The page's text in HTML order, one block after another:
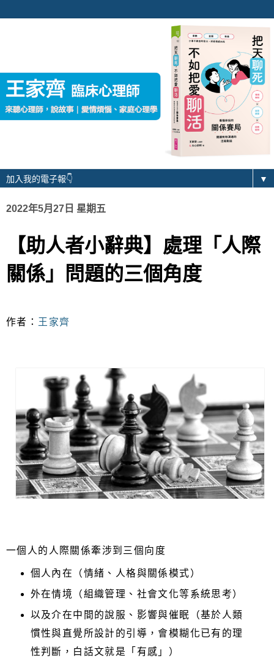
▼
2022年5月27日 星期五
【助人者小辭典】處理「人際
關係」問題的三個角度
作者： 王家齊
一個人的人際關係牽涉到三個向度
個人內在（情緒、人格與關係模式）
外在情境（組織管理、社會文化等系統思考）
以及介在中間的說服、影響與催眠（基於人類
慣性與直覺所設計的引導，會模糊化已有的理
性判斷，白話文就是「有感」）